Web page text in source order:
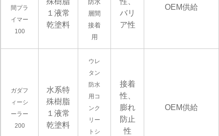
間プラ
イマー
100
１液常
乾塗料
防水
層間
接着
用
バリ
ア性
OEM供給
ガダフ
ィーシ
ーラー
200
水系特
殊樹脂
１液常
乾塗料
ウレ
タン
防水
用コ
ンク
リー
トシ
接着
性、
膨れ
防止
性
OEM供給